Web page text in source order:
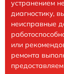
устранением
диагностику,
неисправные
или
ремонта